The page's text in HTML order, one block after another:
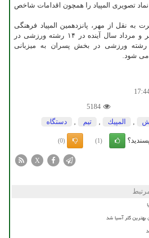
نماد تصویری المپیاد را همچون اقدامات شاخص
به نقل از مهر، پانزدهمین المپیاد فرهنگی
ورزشی دانشجویان تیر و مرداد سال آینده در ۱۴ رشته ورزشی در
بخش دختران و ۱۸ رشته ورزشی در بخش پسران به میزبانی
می شود.
5184
المپیك تیم دستگاه
(1)
(0)
X
بهترین گلر آسیا شد